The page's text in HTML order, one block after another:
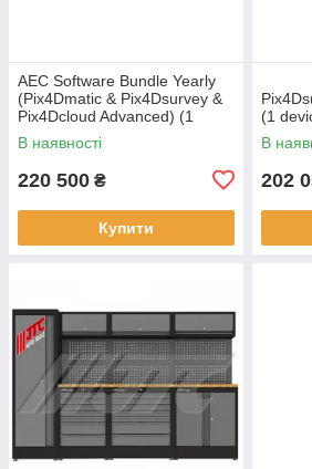
AEC Software Bundle Yearly
(Pix4Dmatic & Pix4Dsurvey &
Pix4Dcloud Advanced) (1
device)
В наявності
220 500 ₴
Купити
(1
В
202